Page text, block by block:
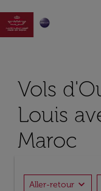

Vols
Louis
Maroc
Aller-retour expand_more